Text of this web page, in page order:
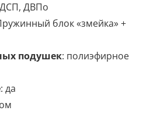
ДВПо
блок «змейка» +
подушек: полиэфирное
: да